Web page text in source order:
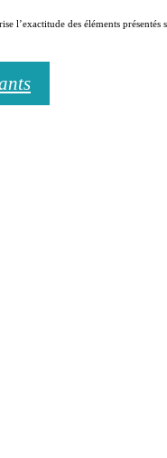
l’exactitude des éléments présentés